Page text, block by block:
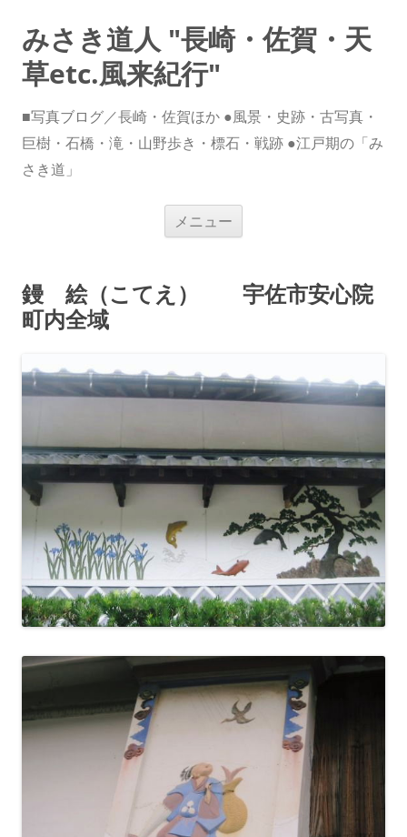
みさき道人 "長崎・佐賀・天
草etc.風来紀行"
■写真ブログ／長崎・佐賀ほか ●風景・史跡・古写真・
巨樹・石橋・滝・山野歩き・標石・戦跡 ●江戸期の「み
さき道」
メニュー
ス
キ
鏝 絵（こてえ） 宇佐市安心院
町内全域